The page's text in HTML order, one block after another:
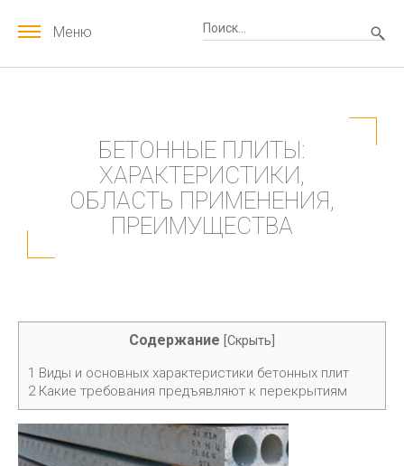
Меню
БЕТОННЫЕ ПЛИТЫ:
ХАРАКТЕРИСТИКИ,
ОБЛАСТЬ ПРИМЕНЕНИЯ,
ПРЕИМУЩЕСТВА
Содержание Скрыть
1 Виды и основных характеристики бетонных плит
2Какие требования предъявляют к перекрытиям